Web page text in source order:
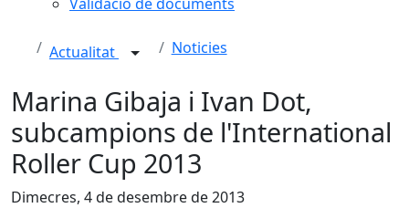
Actualitat Noticies
Marina Gibaja i Ivan Dot,
subcampions de l'International
Roller Cup 2013
Dimecres, 4 de desembre de 2013